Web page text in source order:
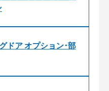
ドア オプション･部